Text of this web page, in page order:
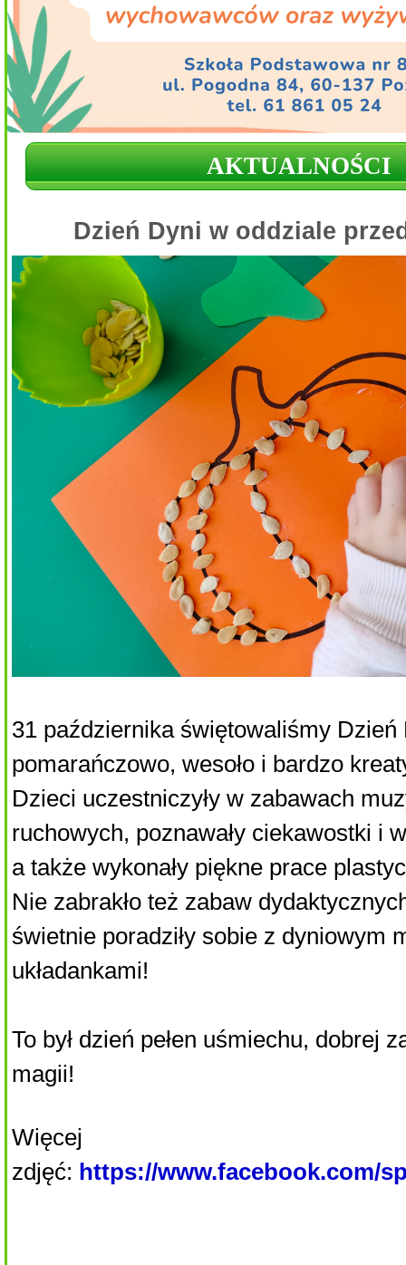
AKTUALNOŚCI
Dzień Dyni w oddziale
31 października świętowaliśmy Dzień
pomarańczowo, wesoło i bardzo
Dzieci uczestniczyły w zabawach
ruchowych, poznawały ciekawostki i
a także wykonały piękne prace
Nie zabrakło też zabaw
świetnie poradziły sobie z dyniowym
układankami!
To był dzień pełen uśmiechu, dobrej
magii!
Więcej
zdjęć: https://www.facebook.com/